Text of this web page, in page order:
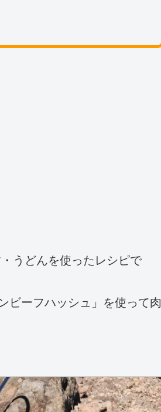
うどんを使ったレシピで
ビーフハッシュ」を使って肉